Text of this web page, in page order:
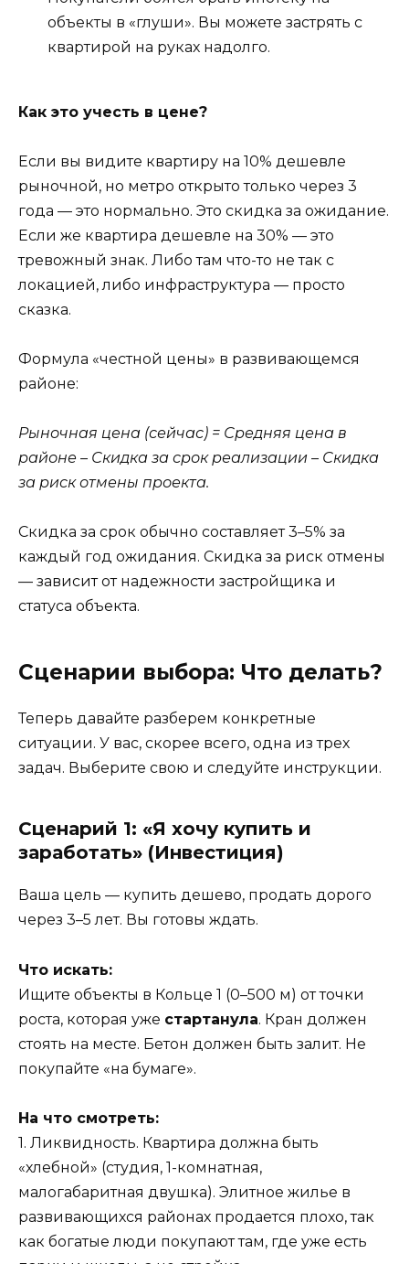
объекты в «глуши». Вы можете застрять с
квартирой на руках надолго.
Как это учесть в цене?
Если вы видите квартиру на 10% дешевле
рыночной, но метро открыто только через 3
года — это нормально. Это скидка за ожидание.
Если же квартира дешевле на 30% — это
тревожный знак. Либо там что-то не так с
локацией, либо инфраструктура — просто
сказка.
Формула «честной цены» в развивающемся
районе:
Рыночная цена (сейчас) = Средняя цена в
районе – Скидка за срок реализации – Скидка
за риск отмены проекта.
Скидка за срок обычно составляет 3–5% за
каждый год ожидания. Скидка за риск отмены
— зависит от надежности застройщика и
статуса объекта.
Сценарии выбора: Что делать?
Теперь давайте разберем конкретные
ситуации. У вас, скорее всего, одна из трех
задач. Выберите свою и следуйте инструкции.
Сценарий 1: «Я хочу купить и
заработать» (Инвестиция)
Ваша цель — купить дешево, продать дорого
через 3–5 лет. Вы готовы ждать.
Что искать:
Ищите объекты в Кольце 1 (0–500 м) от точки
роста, которая уже стартанула. Кран должен
стоять на месте. Бетон должен быть залит. Не
покупайте «на бумаге».
На что смотреть:
1. Ликвидность. Квартира должна быть
«хлебной» (студия, 1-комнатная,
малогабаритная двушка). Элитное жилье в
развивающихся районах продается плохо, так
как богатые люди покупают там, где уже есть